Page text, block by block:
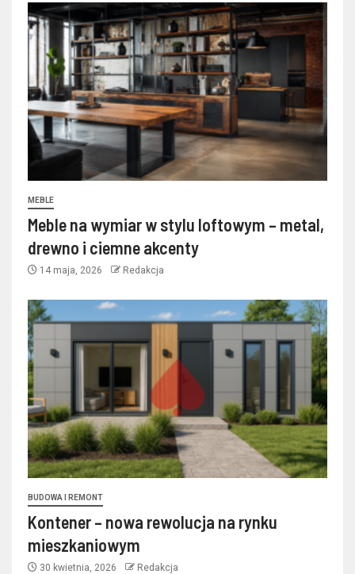
MEBLE
Meble na wymiar w stylu loftowym – metal,
drewno i ciemne akcenty
14 maja, 2026 Redakcja
BUDOWA I REMONT
Kontener – nowa rewolucja na rynku
mieszkaniowym
30 kwietnia, 2026 Redakcja